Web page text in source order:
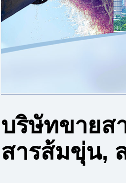
บริษัทขายส
สารส้มขุ่น,